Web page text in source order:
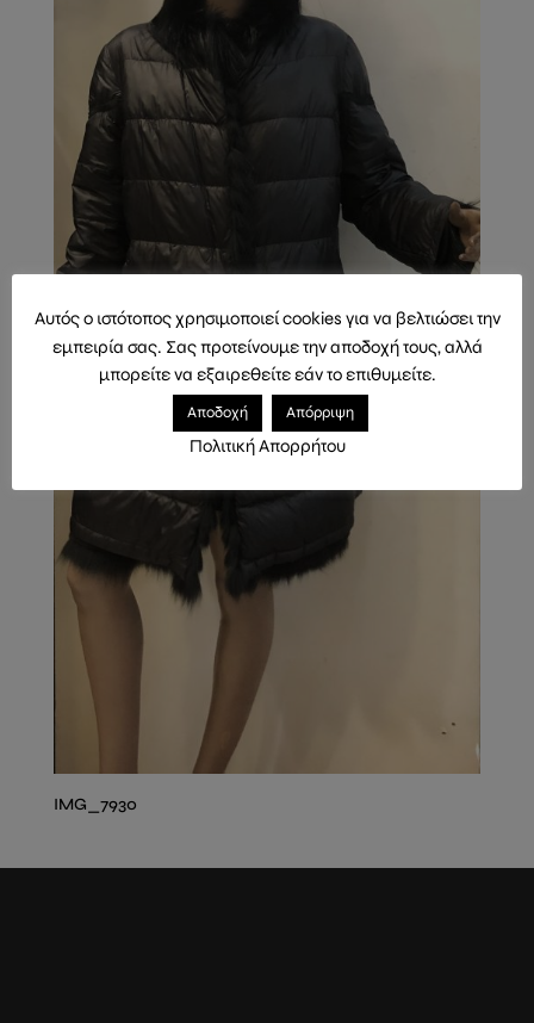
IMG_7930
Αυτός ο ιστότοπος χρησιμοποιεί cookies για να βελτιώσει την
εμπειρία σας. Σας προτείνουμε την αποδοχή τους, αλλά
μπορείτε να εξαιρεθείτε εάν το επιθυμείτε.
Αποδοχή Απόρριψη
Πολιτική Απορρήτου